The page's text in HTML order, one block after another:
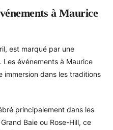
à Maurice
est marqué par une
événements à Maurice
dans les traditions
principalement dans les
Baie ou Rose-Hill, ce